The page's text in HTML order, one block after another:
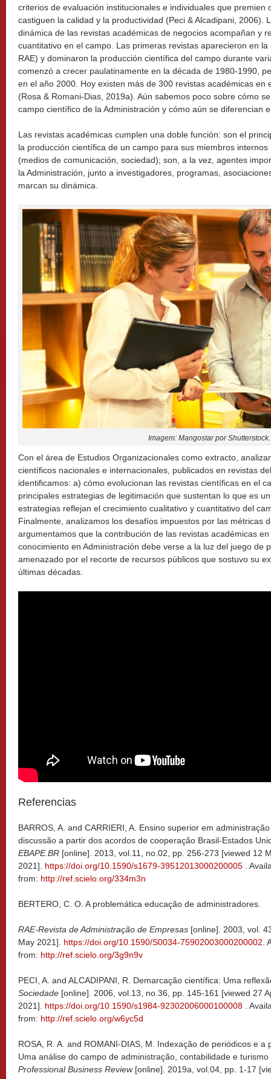
criterios de evaluación institucionales e individuales que premien
castiguen la calidad y la productividad (Peci & Alcadipani, 2006).
dinámica de las revistas académicas de negocios acompañan y
cuantitativo en el campo. Las primeras revistas aparecieron en la
RAE) y dominaron la producción científica del campo durante
comenzó a crecer paulatinamente en la década de 1980-1990,
en el año 2000. Hoy existen más de 300 revistas académicas en
(Rosa & Romani-Dias, 2019a). Aún sabemos poco sobre cómo
campo científico de la Administración y cómo aún se diferencian
Las revistas académicas cumplen una doble función: son el
la producción científica de un campo para sus miembros
(medios de comunicación, sociedad); son, a la vez, agentes
la Administración, junto a investigadores, programas,
marcan su dinámica.
Imagem: Mangostar por Shutterstock.
Con el área de Estudios Organizacionales como extracto,
científicos nacionales e internacionales, publicados en revistas
identificamos: a) cómo evolucionan las revistas científicas en el
principales estrategias de legitimación que sustentan lo que es
estrategias reflejan el crecimiento cualitativo y cuantitativo del
Finalmente, analizamos los desafíos impuestos por las métricas
argumentamos que la contribución de las revistas académicas
conocimiento en Administración debe verse a la luz del juego de
amenazado por el recorte de recursos públicos que sostuvo su
últimas décadas.
Referencias
BARROS, A. and CARRIERI, A. Ensino superior em
discussão a partir dos acordos de cooperação Brasil-Estados
EBAPE.BR [online]. 2013, vol.11, no.02, pp. 256-273 [viewed 12
2021]. https://doi.org/10.1590/s1679-39512013000200005
.
from: http://ref.scielo.org/334m3n
BERTERO, C. O. A problemática educação de administradores.
RAE-Revista de Administração de Empresas [online]. 2003, vol.
May 2021]. https://doi.org/10.1590/S0034-75902003000200002 .
from: http://ref.scielo.org/3g9n9v
PECI, A. and ALCADIPANI, R. Demarcação científica: Uma
Sociedade [online]. 2006, vol.13, no.36, pp. 145-161 [viewed 27
2021]. https://doi.org/10.1590/s1984-92302006000100008
.
from: http://ref.scielo.org/w6yc5d
ROSA, R. A. and ROMANI-DIAS, M. Indexação de periódicos e
Uma análise do campo de administração, contabilidade e
Professional Business Review[online]. 2019a, vol.04, pp. 1-17